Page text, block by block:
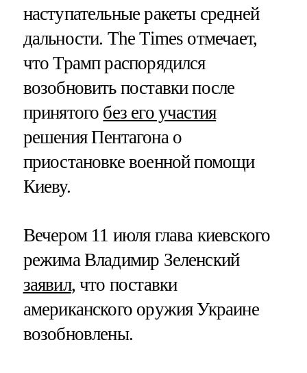
наступательные ракеты средней
дальности. The Times отмечает,
что Трамп распорядился
возобновить поставки после
принятого без его участия
решения Пентагона о
приостановке военной помощи
Киеву.
Вечером 11 июля глава киевского
режима Владимир Зеленский
заявил, что поставки
американского оружия Украине
возобновлены.